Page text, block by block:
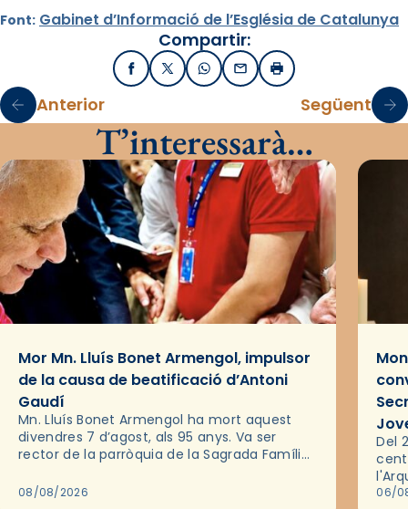
Font: Gabinet d’Informació de l’Església de Catalunya
Compartir:
FacebookX / TwitterWhatsApp
EmailImprimir
Anterior Següent
T’interessarà…
Mor Mn. Lluís Bonet Armengol, impulsor
de la causa de beatificació d’Antoni
Gaudí
Mn. Lluís Bonet Armengol ha mort aquest
divendres 7 d’agost, als 95 anys. Va ser
rector de la parròquia de la Sagrada Família
2018,…
08/08/2026
Del
les
06/